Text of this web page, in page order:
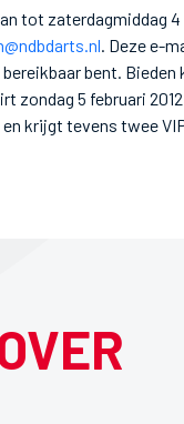
tot zaterdagmiddag
. Deze e-
bent.
zondag 5 februari
en krijgt tevens twee